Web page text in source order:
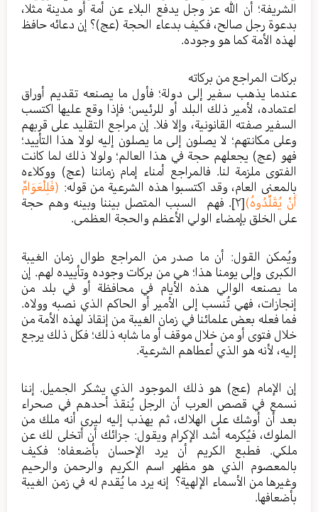
الشريفة؛ أن الله عز وجل يدفع البلاء عن أمة أو مدينة مثلا،
بدعوة رجل صالح، فكيف بدعاء الحجة (عج)؟ إن دعائه حافظ
لهذه الأمة كما هو وجوده.
بركات المراجع من بركاته
عندما يذهب سفير إلى دولة؛ فأول ما يصنعه تقديم أوراق
اعتماده، لأمير ذلك البلد أو للرئيس؛ فإذا وقع عليها اكتسب
السفير صفته القانونية، وإلا فلا. إن مراجع التقليد على قربهم
وعلى مكانتهم؛ لا يصلون إلى ما يصلون إليه لولا هذا التأييد؛
فهو (عج) يجعلهم حجة في هذا العالم؛ ولولا ذلك لما كانت
الفتوى ملزمة لنا. فالمراجع أمناء إمام زماننا (عج) ووكلاءه
بالمعنى العام، وقد اكتسبوا هذه الشرعية من قوله: (فَلِلْعَوَامِّ
أَنْ يُقَلِّدُوهُ)[٢]
. فهم السبب المتصل بيننا وبينه وهم حجة
على الخلق بإمضاء الولي الأعظم والحجة العظمى.
ويُمكن القول: أن ما صدر من المراجع طوال زمان الغيبة
الكبرى وإلى يومنا هذا؛ هي من بركات وجوده وتأييده لهم. إن
ما يصنعه الوالي هذه الأيام في محافظة أو في بلد من
إنجازات، فهي تُنسب إلى الأمير أو الحاكم الذي نصبه وولاه.
فما فعله بعض علمائنا في زمان الغيبة من إنقاذ لهذه الأمة من
خلال فتوى أو من خلال موقف أو ما شابه ذلك؛ فكل ذلك يرجع
إليه، لأنه هو الذي أعطاهم الشرعية.
إن الإمام (عج) هو ذلك الموجود الذي يشكر الجميل. إننا
نسمع في قصص العرب أن الرجل يُنقذ أحدهم في صحراء
بعد أن أوشك على الهلاك، ثم يهذب إليه ليرى أنه ملك من
الملوك، فيُكرمه أشد الإكرام ويقول: جزائك أن أتخلى لك عن
ملكي. فطبع الكريم أن يرد الإحسان بأضعفاه؛ فكيف
بالمعصوم الذي هو مظهر اسم الكريم والرحمن والرحيم
وغيرها من الأسماء الإلهية؟ إنه يرد ما يُقدم له في زمن الغيبة
بأضعافها.